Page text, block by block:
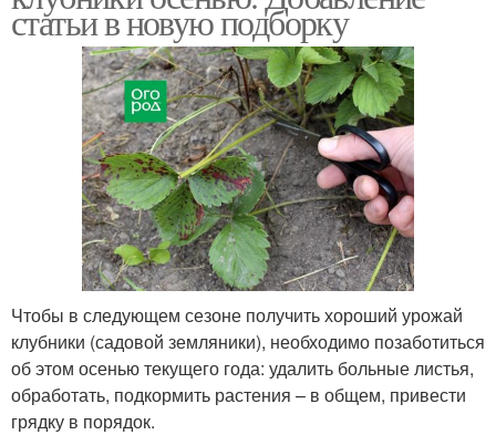
статьи в новую подборку
Чтобы в следующем сезоне получить хороший урожай
клубники (садовой земляники), необходимо позаботиться
об этом осенью текущего года: удалить больные листья,
обработать, подкормить растения – в общем, привести
грядку в порядок.